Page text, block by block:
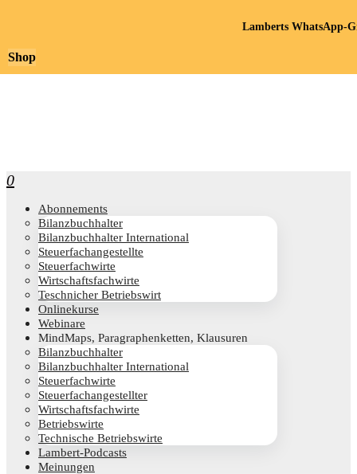
0
Abon­ne­ments
Bilanz­buch­hal­ter
Bilanz­buch­hal­ter International
Steu­er­fach­an­ge­stell­te
Steu­er­fach­wir­te
Wirt­schafts­fach­wir­te
Teschni­cher Betriebswirt
Online­kur­se
Web­i­na­re
Mind­Maps, Para­gra­phen­ket­ten, Klausuren
Bilanz­buch­hal­ter
Bilanz­buch­hal­ter International
Steu­er­fach­wir­te
Steu­er­fach­an­ge­stell­ter
Wirt­schafts­fach­wir­te
Betriebs­wir­te
Tech­ni­sche Betriebswirte
Lam­­bert-Pod­­casts
Mei­nun­gen
Shop
Lamberts WhatsApp-